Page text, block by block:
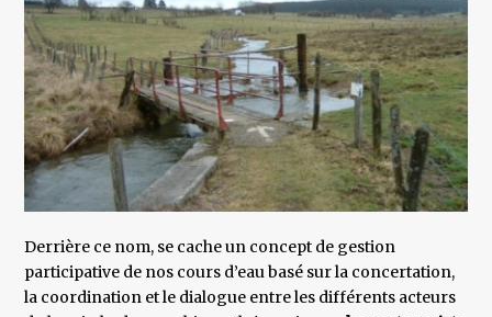
Derrière ce nom, se cache un concept de gestion
participative de nos cours d’eau basé sur la concertation,
la coordination et le dialogue entre les différents acteurs